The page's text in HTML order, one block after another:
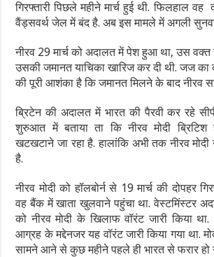
गिरफ्तारी पिछले महीने मार्च हुई थी. फिलहाल
वैंड्सवर्थ जेल में बंद है. अब इस मामले में अगली
नीरव 29 मार्च को अदालत में पेश हुआ था, उस वक्त
उसकी जमानत याचिका खारिज कर दी थी. जज का
की पूरी आशंका है कि जमानत मिलने के बाद नीरव
ब्रिटेन की अदालत में भारत की पैरवी कर रहे
शुरुआत में बताया ता कि नीरव मोदी ब्रिटिश
खटखटाने जा रहा है. हालांकि अभी तक नीरव
है.
नीरव मोदी को हॉलबोर्न से 19 मार्च की दोपहर
वह बैंक में खाता खुलवाने पहुंचा था. वेस्टमिंस्टर
को नीरव मोदी के खिलाफ वॉरंट जारी किया
आग्रह के मद्देनजर यह वॉरंट जारी किया गया था.
सामने आने से कुछ महीने पहले ही भारत से फरार हो